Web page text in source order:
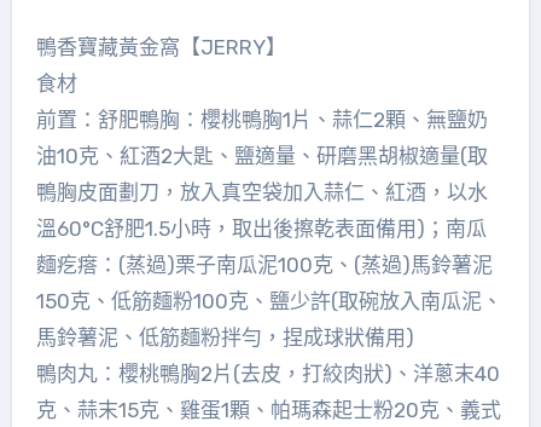
鴨香寶藏黃金窩【JERRY】
食材
前置：舒肥鴨胸：櫻桃鴨胸1片、蒜仁2顆、無鹽奶
油10克、紅酒2大匙、鹽適量、研磨黑胡椒適量(取
鴨胸皮面劃刀，放入真空袋加入蒜仁、紅酒，以水
溫60°C舒肥1.5小時，取出後擦乾表面備用)；南瓜
麵疙瘩：(蒸過)栗子南瓜泥100克、(蒸過)馬鈴薯泥
150克、低筋麵粉100克、鹽少許(取碗放入南瓜泥、
馬鈴薯泥、低筋麵粉拌勻，捏成球狀備用)
鴨肉丸：櫻桃鴨胸2片(去皮，打絞肉狀)、洋蔥末40
克、蒜末15克、雞蛋1顆、帕瑪森起士粉20克、義式